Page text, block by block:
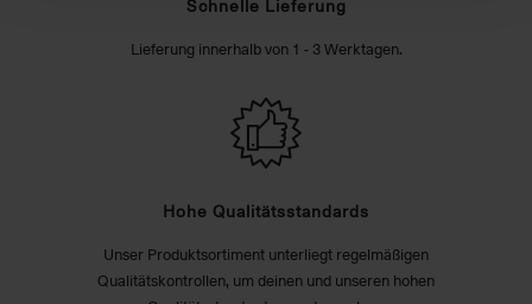
Schnelle Lieferung
Lieferung innerhalb von 1 - 3 Werktagen.
Hohe Qualitätsstandards
Unser Produktsortiment unterliegt regelmäßigen
Qualitätskontrollen, um deinen und unseren hohen